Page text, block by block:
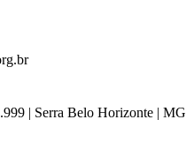
| Serra Belo Horizonte | MG